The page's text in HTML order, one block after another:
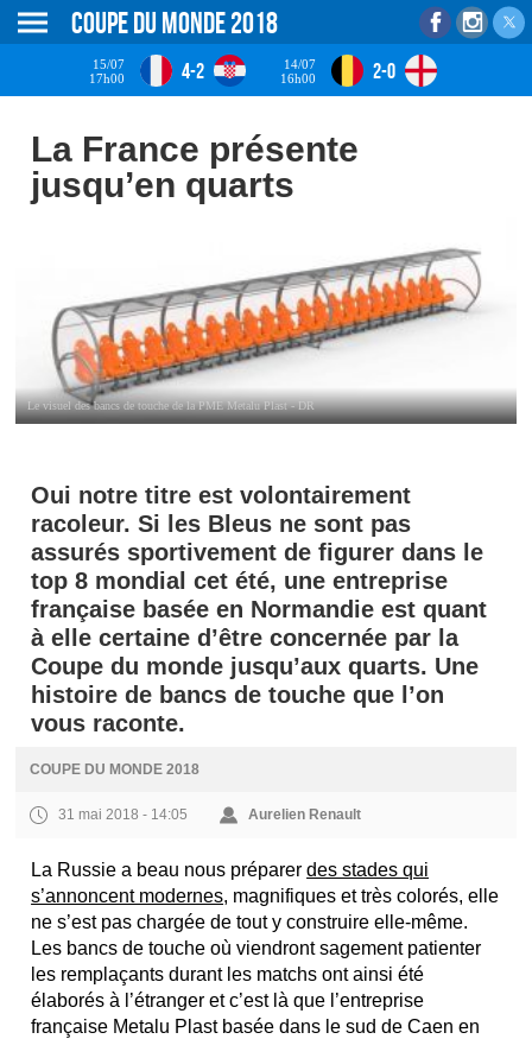
Coupe du monde 2018
15/07
17h00
4-2
14/07
16h00
2-0
La France présente
jusqu’en quarts
Le visuel des bancs de touche de la PME Metalu Plast - DR
Oui notre titre est volontairement
racoleur. Si les Bleus ne sont pas
assurés sportivement de figurer dans le
top 8 mondial cet été, une entreprise
française basée en Normandie est quant
à elle certaine d’être concernée par la
Coupe du monde jusqu’aux quarts. Une
histoire de bancs de touche que l’on
vous raconte.
COUPE DU MONDE 2018
31 mai 2018 - 14:05 Aurelien Renault
La Russie a beau nous préparerdes stades qui
s’annoncent modernes, magnifiques et très colorés, elle
ne s’est pas chargée de tout y construire elle-même.
Les bancs de touche où viendront sagement patienter
les remplaçants durant les matchs ont ainsi été
élaborés à l’étranger et c’est là que l’entreprise
française Metalu Plast basée dans le sud de Caen en